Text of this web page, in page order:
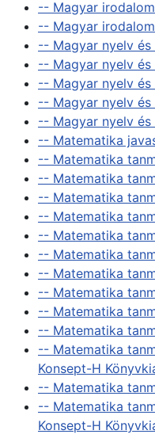
-- Magyar
-- Magyar
-- Magyar nyelv
-- Magyar nyelv
-- Magyar nyelv
-- Magyar nyelv
-- Magyar nyelv
-- Matematika
-- Matematika
-- Matematika
-- Matematika
-- Matematika
-- Matematika
-- Matematika
-- Matematika
-- Matematika
-- Matematika
-- Matematika
-- Matematika
Konsept-H
-- Matematika
-- Matematika
Konsept-H